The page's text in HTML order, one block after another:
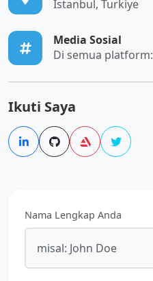
Istanbul, Turkiye
Media Sosial
Di semua platform:
Ikuti Saya
Nama Lengkap Anda